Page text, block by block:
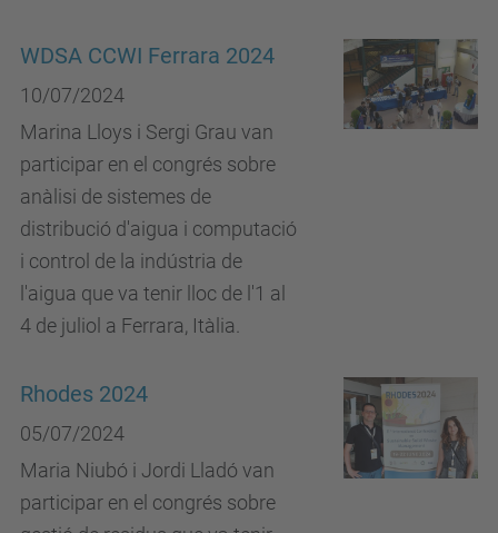
WDSA CCWI Ferrara 2024
10/07/2024
Marina Lloys i Sergi Grau van
participar en el congrés sobre
anàlisi de sistemes de
distribució d'aigua i computació
i control de la indústria de
l'aigua que va tenir lloc de l'1 al
4 de juliol a Ferrara, Itàlia.
Rhodes 2024
05/07/2024
Maria Niubó i Jordi Lladó van
participar en el congrés sobre